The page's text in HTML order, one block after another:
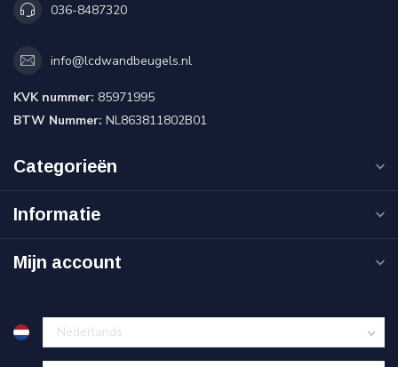
036-8487320
info@lcdwandbeugels.nl
KVK nummer: 85971995
BTW Nummer: NL863811802B01
Categorieën
Informatie
Mijn account